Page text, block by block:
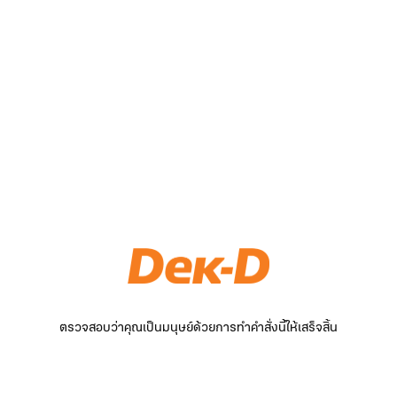
ตรวจสอบว่าคุณเป็นมนุษย์ด้วยการทำคำสั่งนี้ให้เสร็จสิ้น